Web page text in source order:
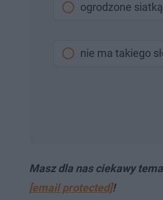
ogrodzone
nie ma takiego
Masz dla nas ciekawy
[email protected]!